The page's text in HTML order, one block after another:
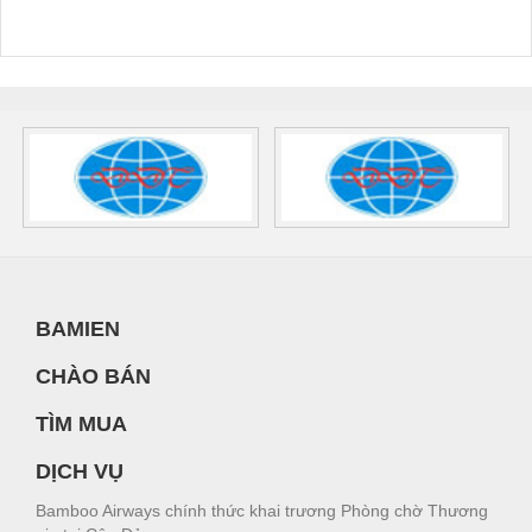
BAMIEN
CHÀO BÁN
TÌM MUA
DỊCH VỤ
Bamboo Airways chính thức khai trương Phòng chờ Thương